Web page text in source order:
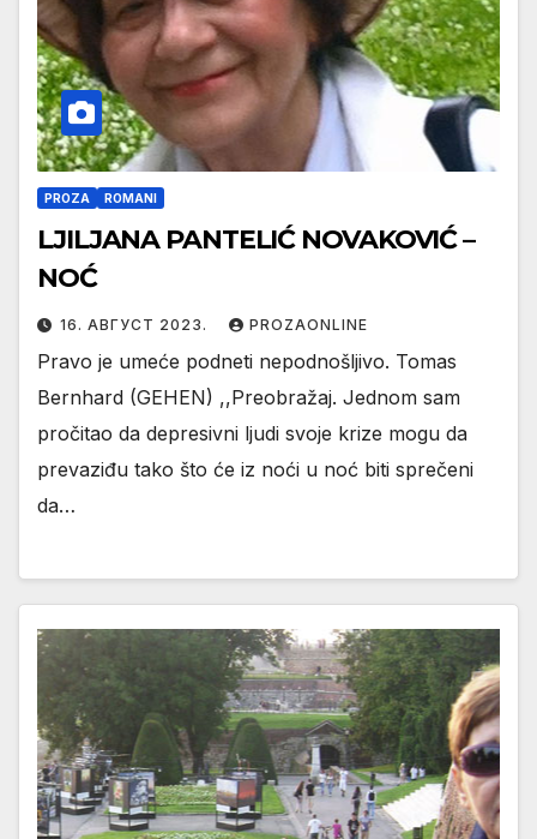
PROZA ROMANI
LJILJANA PANTELIĆ NOVAKOVIĆ –
NOĆ
16. АВГУСТ 2023. PROZAONLINE
Pravo je umeće podneti nepodnošljivo. Tomas
Bernhard (GEHEN) ,,Preobražaj. Jednom sam
pročitao da depresivni ljudi svoje krize mogu da
prevaziđu tako što će iz noći u noć biti sprečeni
da…